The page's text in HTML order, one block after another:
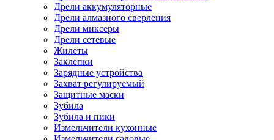
Дрели аккумуляторные
Дрели алмазного сверления
Дрели миксеры
Дрели сетевые
Жилеты
Заклепки
Зарядные устройства
Захват регулируемый
Защитные маски
Зубила
Зубила и пики
Измельчители кухонные